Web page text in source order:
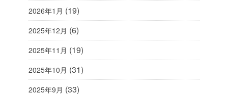
2026年1月 (19)
2025年12月 (6)
2025年11月 (19)
2025年10月 (31)
2025年9月 (33)